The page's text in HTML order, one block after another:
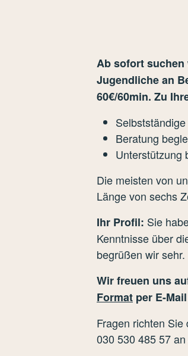
Ab sofort
Jugendliche an
60€/60min. Zu
Beratung
Unterstützung
Die meisten von
Länge von sechs
Ihr Profil: Sie
Kenntnisse über
begrüßen wir sehr.
Wir freuen uns
Format per E-
Fragen richten
030 530 485 57